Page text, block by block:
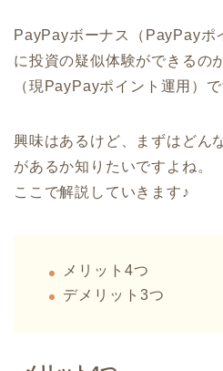
PayPayボーナス（PayPayポ
に投資の疑似体験ができるの
（現PayPayポイント運用）で
興味はあるけど、まずはどん
があるか知りたいですよね。
ここで解説していきます♪
メリット4つ
デメリット3つ